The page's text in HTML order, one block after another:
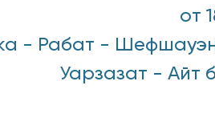
от
- Рабат -
Уарзазат - Айт